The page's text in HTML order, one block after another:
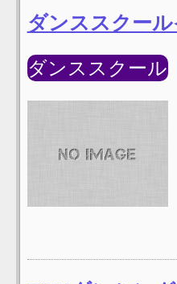
ダンススクール
ダンススクール